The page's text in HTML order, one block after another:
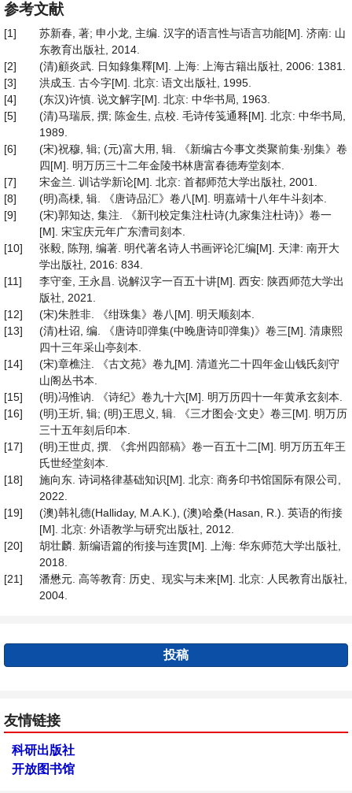
参考文献
[1]
苏新春, 著; 申小龙, 主编. 汉字的语言性与语言功能[M]. 济南: 山
东教育出版社, 2014.
[2]
(清)顧炎武. 日知錄集釋[M]. 上海: 上海古籍出版社, 2006: 1381.
[3]
洪成玉. 古今字[M]. 北京: 语文出版社, 1995.
[4]
(东汉)许慎. 说文解字[M]. 北京: 中华书局, 1963.
[5]
(清)马瑞辰, 撰; 陈金生, 点校. 毛诗传笺通释[M]. 北京: 中华书局,
1989.
[6]
(宋)祝穆, 辑; (元)富大用, 辑. 《新编古今事文类聚前集∙别集》卷
四[M]. 明万历三十二年金陵书林唐富春德寿堂刻本.
[7]
宋金兰. 训诂学新论[M]. 北京: 首都师范大学出版社, 2001.
[8]
(明)高棅, 辑. 《唐诗品汇》卷八[M]. 明嘉靖十八年牛斗刻本.
[9]
(宋)郭知达, 集注. 《新刊校定集注杜诗(九家集注杜诗)》卷一
[M]. 宋宝庆元年广东漕司刻本.
[10]
张毅, 陈翔, 编著. 明代著名诗人书画评论汇编[M]. 天津: 南开大
学出版社, 2016: 834.
[11]
李守奎, 王永昌. 说解汉字一百五十讲[M]. 西安: 陕西师范大学出
版社, 2021.
[12]
(宋)朱胜非. 《绀珠集》卷八[M]. 明天顺刻本.
[13]
(清)杜诏, 编. 《唐诗叩弹集(中晚唐诗叩弹集)》卷三[M]. 清康熙
四十三年采山亭刻本.
[14]
(宋)章樵注. 《古文苑》卷九[M]. 清道光二十四年金山钱氏刻守
山阁丛书本.
[15]
(明)冯惟讷. 《诗纪》卷九十六[M]. 明万历四十一年黄承玄刻本.
[16]
(明)王圻, 辑; (明)王思义, 辑. 《三才图会∙文史》卷三[M]. 明万历
三十五年刻后印本.
[17]
(明)王世贞, 撰. 《弇州四部稿》卷一百五十二[M]. 明万历五年王
氏世经堂刻本.
[18]
施向东. 诗词格律基础知识[M]. 北京: 商务印书馆国际有限公司,
2022.
[19]
(澳)韩礼德(Halliday, M.A.K.), (澳)哈桑(Hasan, R.). 英语的衔接
[M]. 北京: 外语教学与研究出版社, 2012.
[20]
胡壮麟. 新编语篇的衔接与连贯[M]. 上海: 华东师范大学出版社,
2018.
[21]
潘懋元. 高等教育: 历史、现实与未来[M]. 北京: 人民教育出版社,
2004.
投稿
友情链接
科研出版社
开放图书馆